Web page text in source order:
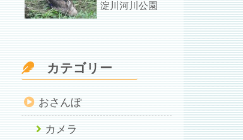
淀川河川公園
カテゴリー
おさんぽ
カメラ